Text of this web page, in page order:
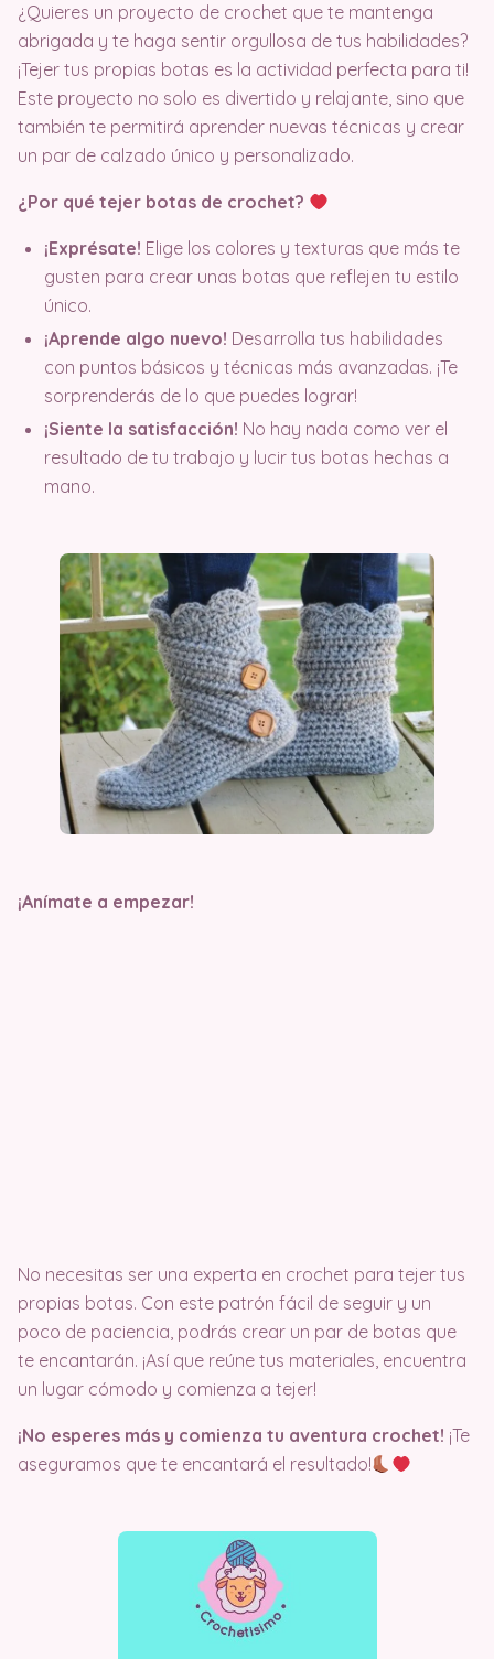
¿Quieres un proyecto de crochet que te mantenga
abrigada y te haga sentir orgullosa de tus habilidades?
¡Tejer tus propias botas es la actividad perfecta para ti!
Este proyecto no solo es divertido y relajante, sino que
también te permitirá aprender nuevas técnicas y crear
un par de calzado único y personalizado.
¿Por qué tejer botas de crochet?
¡Exprésate! Elige los colores y texturas que más te
gusten para crear unas botas que reflejen tu estilo
único.
¡Aprende algo nuevo! Desarrolla tus habilidades
con puntos básicos y técnicas más avanzadas. ¡Te
sorprenderás de lo que puedes lograr!
¡Siente la satisfacción! No hay nada como ver el
resultado de tu trabajo y lucir tus botas hechas a
mano.
¡Anímate a empezar!
No necesitas ser una experta en crochet para tejer tus
propias botas. Con este patrón fácil de seguir y un
poco de paciencia, podrás crear un par de botas que
te encantarán. ¡Así que reúne tus materiales, encuentra
un lugar cómodo y comienza a tejer! ️
¡No esperes más y comienza tu aventura crochet! ¡Te
aseguramos que te encantará el resultado!